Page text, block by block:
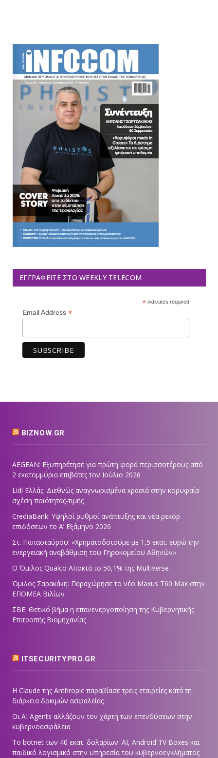
ΕΓΓΡΑΦΕΊΤΕ ΣΤΟ WEEKLY TELECOM
*indicates required
Email Address *
BIZNOW.GR
AEGEAN: Εξυπηρέτησε για πρώτη φορά περισσοτέρους από
2 εκατομμύρια επιβάτες τον Ιούλιο 2026
Lidl Ελλάς: Διεθνώς αναγνωρισμένα κρασιά στην κορυφαία
σχέση ποιότητας-τιμής
CrediaBank: Υψηλοί ρυθμοί ανάπτυξης και νέα ρεκόρ
επιδόσεων το Α’ Εξάμηνο 2026
Στ. Παπασταύρου: «Χρηματοδοτούμε με 1,5 εκατ. ευρώ την
ενεργειακή αναβάθμιση του Γηροκομείου Αθηνών»
Ο Όμιλος Qualco Αποκτά το 50,1% της Multiverse
Όμιλος Σαρακάκη: Παραχώρησε το νέο Maxus T60 Max στην
ΕΠΟΜΕΑ Βιλίων
ΣΒΕ: Θετικό βήμα η επανενεργοποίηση της Κυβερνητικής
Επιτροπής Βιομηχανίας
ITSECURITYPRO.GR
Η Claude της Anthropic παραβίασε τρεις εταιρείες κατά τη
διάρκεια δοκιμών ασφαλείας
Οι AI Agents αλλάζουν τον χάρτη των επενδύσεων στην
κυβερνοασφάλεια
Το botnet των 40 εκατ. δολαρίων: AI, Android TV Boxes και
παιδικό λογισμικό στην υπηρεσία του κυβερνοεγκλήματος